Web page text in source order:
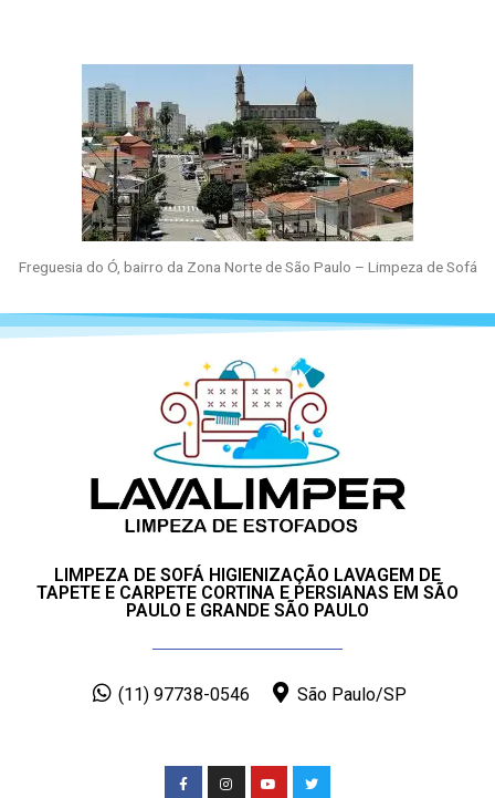
Freguesia do Ó, bairro da Zona Norte de São Paulo – Limpeza de Sofá
LIMPEZA DE SOFÁ HIGIENIZAÇÃO LAVAGEM DE
TAPETE E CARPETE CORTINA E PERSIANAS EM SÃO
PAULO E GRANDE SÃO PAULO
(11) 97738-0546 São Paulo/SP